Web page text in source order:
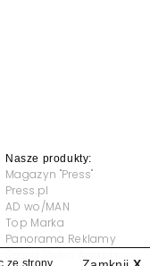
Nasze produkty:
Magazyn "Press"
Press.pl
AD wo/MAN
Top Marka
Panorama Reklamy
ze strony